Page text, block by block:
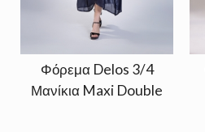
Φόρεμα Delos 3/4
Μανίκια Maxi Double